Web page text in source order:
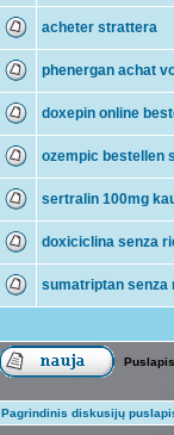
acheter strattera
phenergan achat
doxepin online
ozempic bestellen
sertralin 100mg
doxiciclina senza
sumatriptan senza
Puslapis
Pagrindinis diskusijų